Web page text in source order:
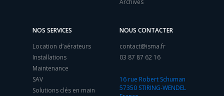
Archives
NOS SERVICES
Location d’aérateurs
Installations
Maintenance
SAV
Solutions clés en main
NOUS CONTACTER
contact@isma.fr
03 87 87 62 16
16 rue Robert Schuman
57350 STIRING-WENDEL